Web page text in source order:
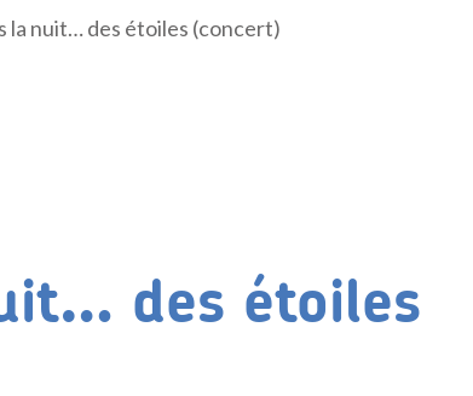
la nuit… des étoiles (concert)
des étoiles